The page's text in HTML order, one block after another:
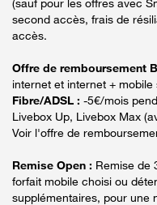
second accès, frais de
accès.
Offre de remboursement
internet et internet +
Fibre/ADSL : -5€/mois
Livebox Up, Livebox Max
Voir l'offre de
Remise Open : Remise de
forfait mobile choisi ou
supplémentaires, pour une